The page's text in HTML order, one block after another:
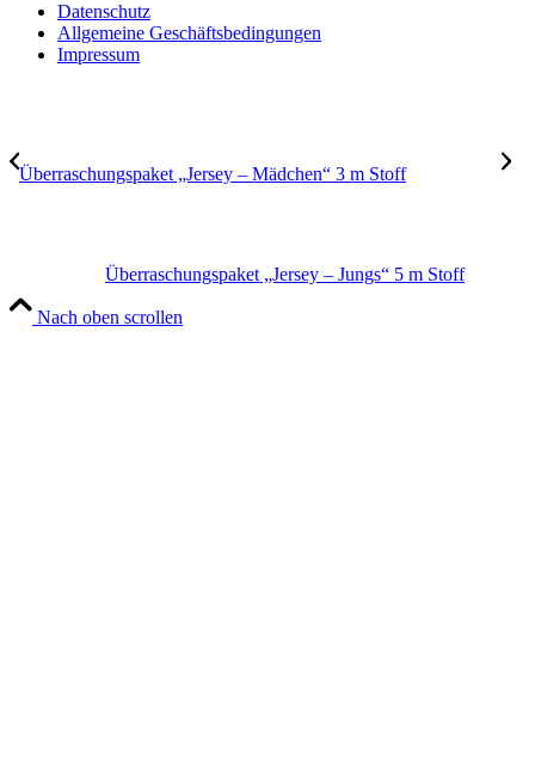
Datenschutz
Allgemeine Geschäftsbedingungen
Impressum
Überraschungspaket „Jersey – Mädchen“ 3 m Stoff
Überraschungspaket „Jersey – Jungs“ 5 m Stoff
Nach oben scrollen